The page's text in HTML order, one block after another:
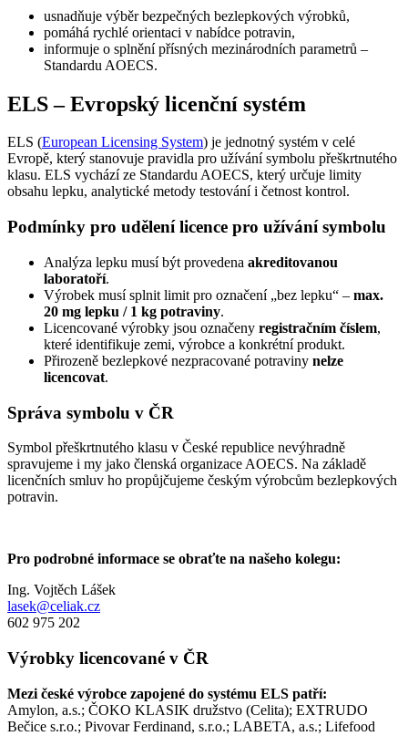
usnadňuje výběr bezpečných bezlepkových výrobků,
pomáhá rychlé orientaci v nabídce potravin,
informuje o splnění přísných mezinárodních parametrů –
Standardu AOECS.
ELS – Evropský licenční systém
ELS (European Licensing System) je jednotný systém v celé
Evropě, který stanovuje pravidla pro užívání symbolu přeškrtnutého
klasu. ELS vychází ze Standardu AOECS, který určuje limity
obsahu lepku, analytické metody testování i četnost kontrol.
Podmínky pro udělení licence pro užívání symbolu
Analýza lepku musí být provedena akreditovanou
laboratoří.
Výrobek musí splnit limit pro označení „bez lepku“ – max.
20 mg lepku / 1 kg potraviny.
Licencované výrobky jsou označeny registračním číslem,
které identifikuje zemi, výrobce a konkrétní produkt.
Přirozeně bezlepkové nezpracované potraviny nelze
licencovat.
Správa symbolu v ČR
Symbol přeškrtnutého klasu v České republice nevýhradně
spravujeme i my jako členská organizace AOECS. Na základě
licenčních smluv ho propůjčujeme českým výrobcům bezlepkových
potravin.
Pro podrobné informace se obraťte na našeho kolegu:
Ing. Vojtěch Lášek
lasek@celiak.cz
602 975 202
Výrobky licencované v ČR
Mezi české výrobce zapojené do systému ELS patří:
Amylon, a.s.; ČOKO KLASIK družstvo (Celita); EXTRUDO
Bečice s.r.o.; Pivovar Ferdinand, s.r.o.; LABETA, a.s.; Lifefood